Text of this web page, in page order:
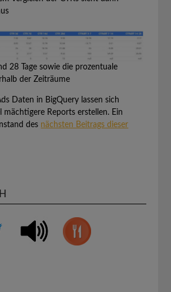
28 Tage sowie die prozentuale
der Zeiträume
Daten in BigQuery lassen sich
mächtigere Reports erstellen. Ein
des nächsten Beitrags dieser